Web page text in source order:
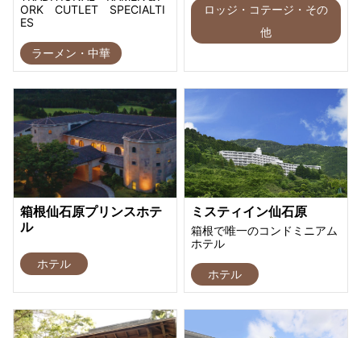
ORK CUTLET SPECIALTI
ES
ラーメン・中華
ロッジ・コテージ・その
他
箱根仙石原プリンスホテ
ル
ホテル
ミスティイン仙石原
箱根で唯一のコンドミニアム
ホテル
ホテル